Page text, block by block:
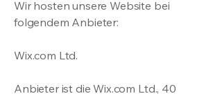
Wir hosten unsere Website bei
folgendem Anbieter:
Wix.com Ltd.
Anbieter ist die Wix.com Ltd., 40